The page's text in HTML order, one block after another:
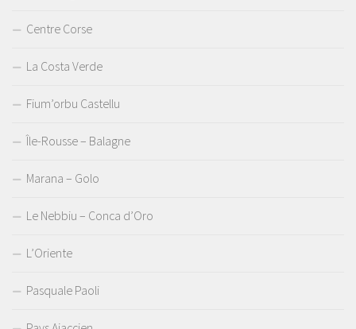
Centre Corse
La Costa Verde
Fium’orbu Castellu
Île-Rousse – Balagne
Marana – Golo
Le Nebbiu – Conca d’Oro
L’Oriente
Pasquale Paoli